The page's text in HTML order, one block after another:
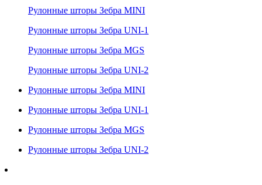
Рулонные шторы Зебра MINI
Рулонные шторы Зебра UNI-1
Рулонные шторы Зебра MGS
Рулонные шторы Зебра UNI-2
Рулонные шторы Зебра MINI
Рулонные шторы Зебра UNI-1
Рулонные шторы Зебра MGS
Рулонные шторы Зебра UNI-2